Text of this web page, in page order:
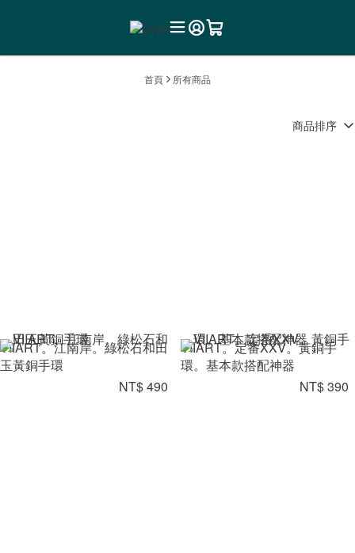
首頁 所有商品
商品排序
VIIART。江南岸。綠松石和田
玉黃銅手環
NT$ 490
VIIART。定番XXV。黃銅手
環。基本款搭配神器
NT$ 390